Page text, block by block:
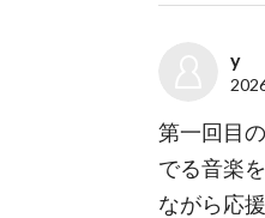
y
第一回目
でる音楽
ながら応